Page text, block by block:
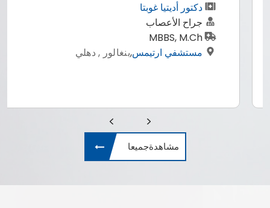
دكتور أديتيا غوبتا
جراح الأعصاب
MBBS, M.Ch
مستشفي ارتيمس,بنغالور , دهلي
مشاهدةجميعا